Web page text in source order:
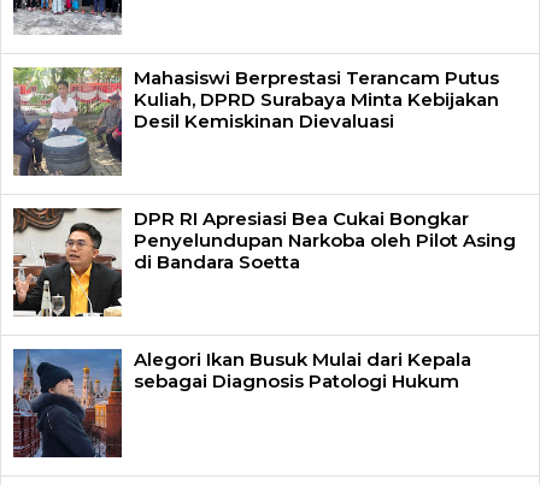
Mahasiswi Berprestasi Terancam Putus
Kuliah, DPRD Surabaya Minta Kebijakan
Desil Kemiskinan Dievaluasi
DPR RI Apresiasi Bea Cukai Bongkar
Penyelundupan Narkoba oleh Pilot Asing
di Bandara Soetta
Alegori Ikan Busuk Mulai dari Kepala
sebagai Diagnosis Patologi Hukum